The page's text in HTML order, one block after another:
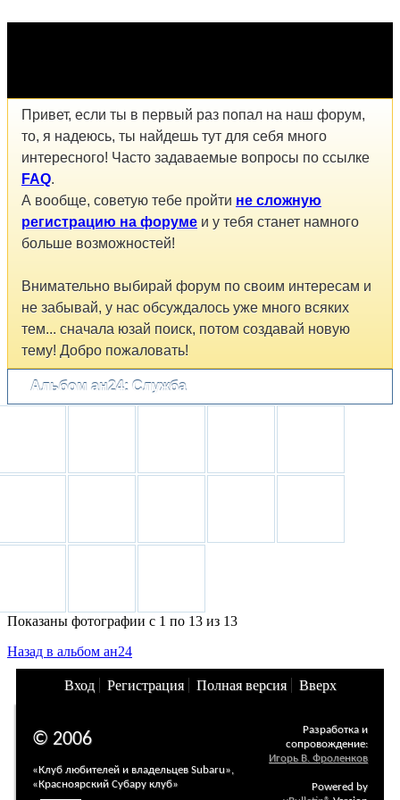
Привет, если ты в первый раз попал на наш форум,
то, я надеюсь, ты найдешь тут для себя много
интересного! Часто задаваемые вопросы по ссылке
FAQ.
А вообще, советую тебе пройти не сложную
регистрацию на форуме и у тебя станет намного
больше возможностей!
Внимательно выбирай форум по своим интересам и
не забывай, у нас обсуждалось уже много всяких
тем... сначала юзай поиск, потом создавай новую
тему! Добро пожаловать!
Альбом ан24: Служба
Показаны фотографии с 1 по 13 из 13
Назад в альбом ан24
Вход Регистрация Полная версия Вверх
© 2006
«Клуб любителей и владельцев Subaru»,
«Красноярский Субару клуб»
Разработка и
сопровождение:
Игорь В. Фроленков
Powered by